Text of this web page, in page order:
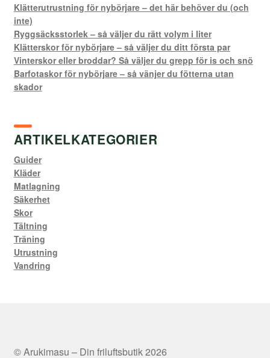
Klätterutrustning för nybörjare – det här behöver du (och
inte)
Ryggsäcksstorlek – så väljer du rätt volym i liter
Klätterskor för nybörjare – så väljer du ditt första par
Vinterskor eller broddar? Så väljer du grepp för is och snö
Barfotaskor för nybörjare – så vänjer du fötterna utan
skador
ARTIKELKATEGORIER
Guider
Kläder
Matlagning
Säkerhet
Skor
Tältning
Träning
Utrustning
Vandring
© Arukimasu – Din friluftsbutik 2026